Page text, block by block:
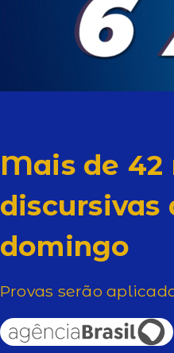
Mais de 42
discursivas
domingo
Provas serão